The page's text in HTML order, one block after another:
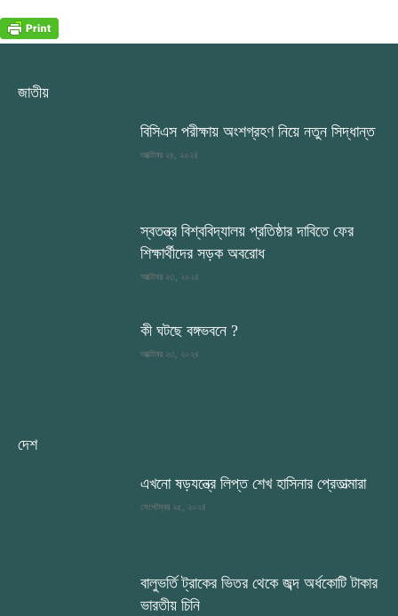
জাতীয়
বিসিএস পরীক্ষায় অংশগ্রহণ নিয়ে নতুন সিদ্ধান্ত
অক্টোবর ২৪, ২০২৪
স্বতন্ত্র বিশ্ববিদ্যালয় প্রতিষ্ঠার দাবিতে ফের
শিক্ষার্থীদের সড়ক অবরোধ
অক্টোবর ২৩, ২০২৪
কী ঘটছে বঙ্গভবনে ?
অক্টোবর ২৩, ২০২৪
দেশ
এখনো ষড়যন্ত্রে লিপ্ত শেখ হাসিনার প্রেতাত্মারা
সেপ্টেম্বর ২৫, ২০২৪
বালুভর্তি ট্রাকের ভিতর থেকে জব্দ অর্ধকোটি টাকার
ভারতীয় চিনি